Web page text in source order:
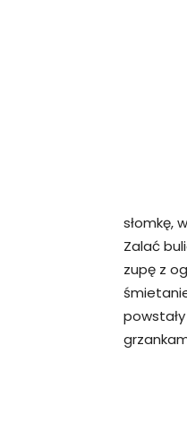
słomkę,
Zalać
zupę z